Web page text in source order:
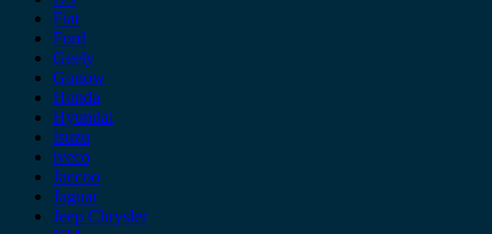
Fiat
Ford
Geely
Gonow
Honda
Hyundai
Isuzu
iveco
Jaecoo
Jaguar
Jeep Chrysler